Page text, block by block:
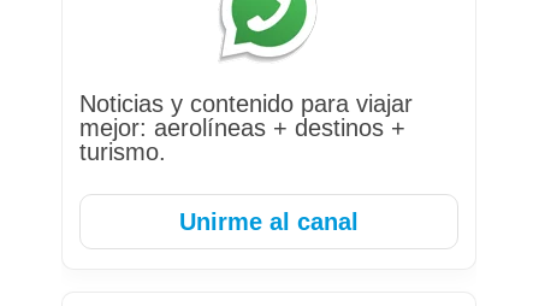
Noticias y contenido para viajar
mejor: aerolíneas + destinos +
turismo.
Unirme al canal